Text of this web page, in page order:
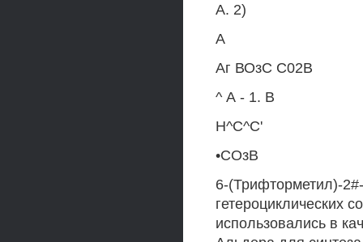
А. 2)
А
Аг ВОзС С02В
^ А - 1. В
Н^С^С'
•СОзВ
6-(Трифторметил)-
гетероциклических
использовались в